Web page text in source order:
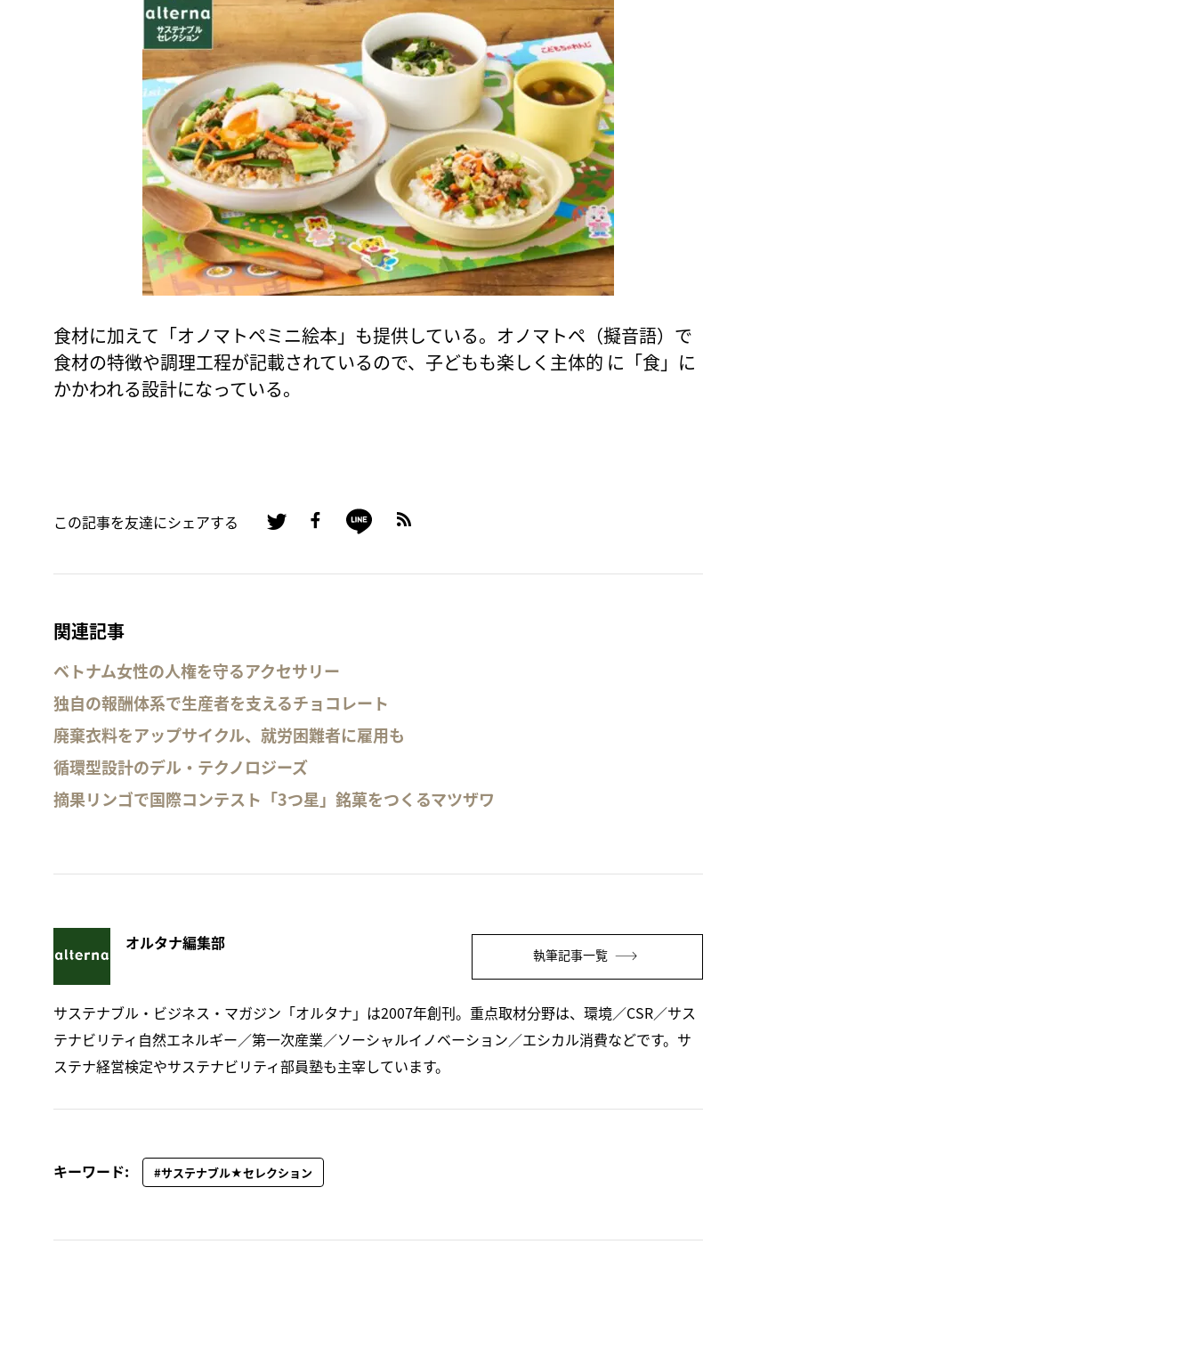
食材に加えて「オノマトペミニ絵本」も提供している。オノマトペ（擬音語）で
食材の特徴や調理工程が記載されているので、子どもも楽しく主体的 に「食」に
かかわれる設計になっている。
この記事を友達にシェアする
関連記事
ベトナム女性の人権を守るアクセサリー
独自の報酬体系で生産者を支えるチョコレート
廃棄衣料をアップサイクル、就労困難者に雇用も
循環型設計のデル・テクノロジーズ
摘果リンゴで国際コンテスト「3つ星」銘菓をつくるマツザワ
オルタナ編集部
執筆記事一覧
サステナブル・ビジネス・マガジン「オルタナ」は2007年創刊。重点取材分野は、環境／CSR／サス
テナビリティ自然エネルギー／第一次産業／ソーシャルイノベーション／エシカル消費などです。サ
ステナ経営検定やサステナビリティ部員塾も主宰しています。
キーワード: #サステナブル★セレクション